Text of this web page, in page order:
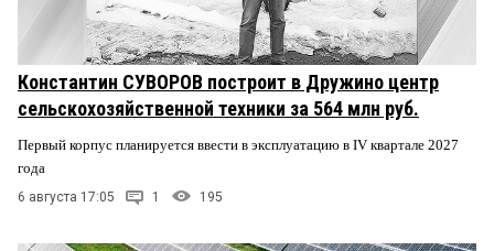
Константин СУВОРОВ построит в Дружино центр
сельскохозяйственной техники за 564 млн руб.
Первый корпус планируется ввести в эксплуатацию в IV квартале 2027
года
6 августа 17:05 1 195